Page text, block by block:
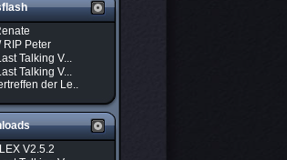
RIP Peter
Talking V...
Talking V...
der Le..
V2.5.2